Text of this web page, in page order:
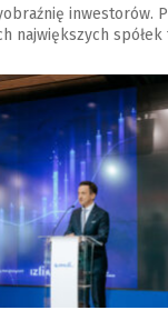
inwestorów.
największych